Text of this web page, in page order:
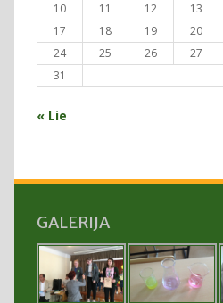
10
11 12 13
17
18 19 20
24
25 26 27
31
« Lie
GALERIJA